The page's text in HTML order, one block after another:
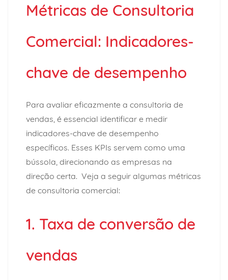
Métricas de Consultoria
Comercial: Indicadores-
chave de desempenho
Para avaliar eficazmente a consultoria de
vendas, é essencial identificar e medir
indicadores-chave de desempenho
específicos. Esses KPIs servem como uma
bússola, direcionando as empresas na
direção certa. Veja a seguir algumas métricas
de consultoria comercial:
1. Taxa de conversão de
vendas